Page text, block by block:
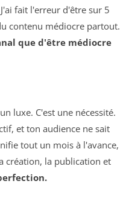
fait l'erreur d'être sur 5
contenu médiocre partout.
que d'être médiocre
luxe. C'est une nécessité.
et ton audience ne sait
tout un mois à l'avance,
création, la publication et